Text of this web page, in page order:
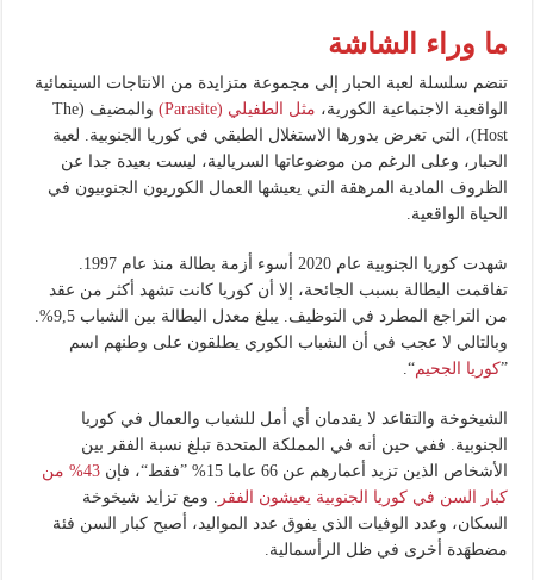
ما وراء الشاشة
تنضم سلسلة لعبة الحبار إلى مجموعة متزايدة من الانتاجات السينمائية
الواقعية الاجتماعية الكورية، مثل الطفيلي (Parasite)
والمضيف (The
Host)، التي تعرض بدورها الاستغلال الطبقي في كوريا الجنوبية. لعبة
الحبار، وعلى الرغم من موضوعاتها السريالية، ليست بعيدة جدا عن
الظروف المادية المرهقة التي يعيشها العمال الكوريون الجنوبيون في
الحياة الواقعية.
شهدت كوريا الجنوبية عام 2020 أسوء أزمة بطالة منذ عام 1997.
تفاقمت البطالة بسبب الجائحة، إلا أن كوريا كانت تشهد أكثر من عقد
من التراجع المطرد في التوظيف. يبلغ معدل البطالة بين الشباب 9,5%.
وبالتالي لا عجب في أن الشباب الكوري يطلقون على وطنهم اسم
”كوريا الجحيم“.
الشيخوخة والتقاعد لا يقدمان أي أمل للشباب والعمال في كوريا
الجنوبية. ففي حين أنه في المملكة المتحدة تبلغ نسبة الفقر بين
الأشخاص الذين تزيد أعمارهم عن 66 عاما 15% ”فقط“، فإن
43% من
كبار السن في كوريا الجنوبية يعيشون الفقر . ومع تزايد شيخوخة
السكان، وعدد الوفيات الذي يفوق عدد المواليد، أصبح كبار السن فئة
مضطهَدة أخرى في ظل الرأسمالية.